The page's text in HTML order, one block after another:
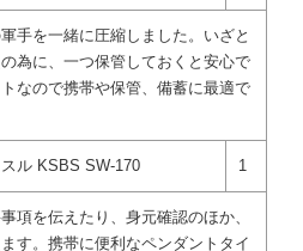
手を一緒に圧縮しました。いざと
為に、一つ保管しておくと安心で
なので携帯や保管、備蓄に最適で
ル KSBS SW-170 1
項を伝えたり、身元確認のほか、
す。携帯に便利なペンダントタイ